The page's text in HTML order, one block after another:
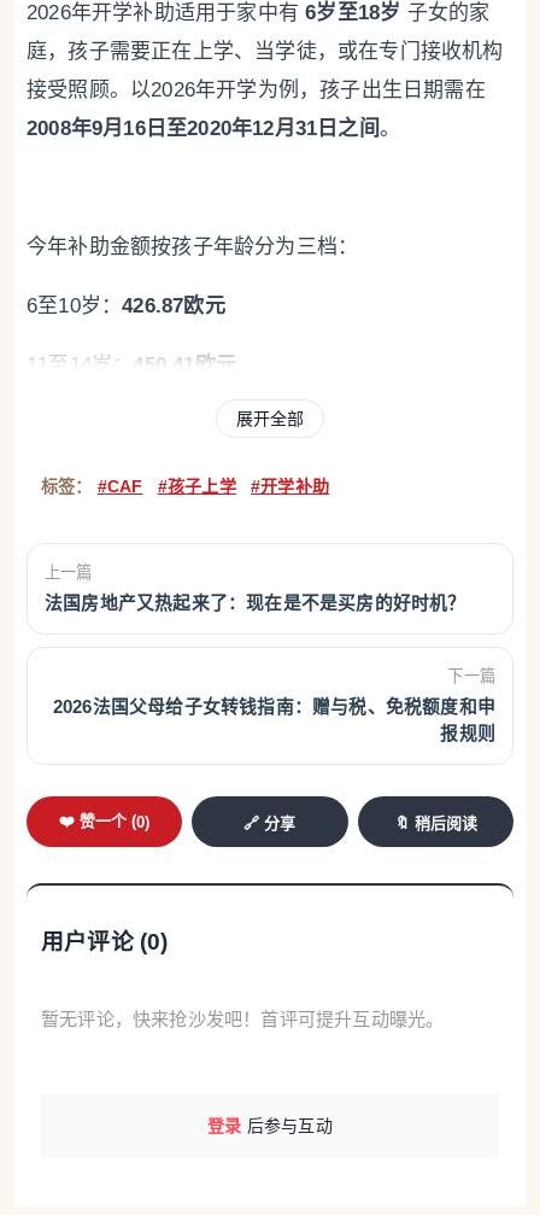
2026年开学补助适用于家中有6岁至18岁 子女的家
庭，孩子需要正在上学、当学徒，或在专门接收机构
接受照顾。以2026年开学为例，孩子出生日期需在
2008年9月16日至2020年12月31日之间 。
今年补助金额按孩子年龄分为三档：
6至10岁：426.87欧元
11至14岁： 450.41欧元
466.02欧元
这些金额已经扣除了 CRDS 社会债务偿还税，也就是
ARS 一般在开学前的8月一次性发放。
不过，并不是所有家庭都能领取。ARS 仍然需要看家
庭收入。2026年开学补助参考的是家庭2024年的收
入
，也就是 avis d’imposition 上显示的相关收入。根
据 Service-Public 和法国教育部公布的门槛，2024年
收入不得超过以下标准：
1个受抚养孩子：28,956欧元
2个受抚养孩子：
3个受抚养孩子：42,320欧元
从第5个孩子开始，每增加一个孩子，收入上限增加
展开全部
标签： #CAF #孩子上学 #开学补助
上一篇
法国房地产又热起来了：现在是不是买房的好时机？
下一篇
2026法国父母给子女转钱指南：赠与税、免税额度和申
报规则
❤️ 赞一个 (0) 🔗 分享 🔖 稍后阅读
用户评论 (0)
暂无评论，快来抢沙发吧！首评可提升互动曝光。
登录 后参与互动